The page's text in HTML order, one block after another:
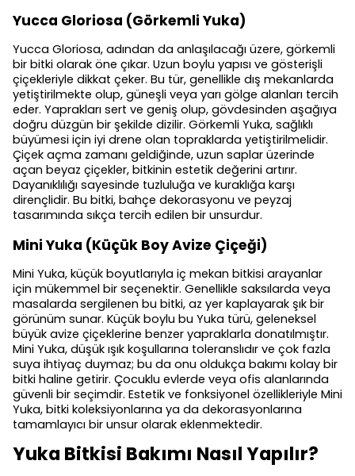
Yucca Gloriosa (Görkemli Yuka)
Yucca Gloriosa, adından da anlaşılacağı üzere, görkemli
bir bitki olarak öne çıkar. Uzun boylu yapısı ve gösterişli
çiçekleriyle dikkat çeker. Bu tür, genellikle dış mekanlarda
yetiştirilmekte olup, güneşli veya yarı gölge alanları tercih
eder. Yaprakları sert ve geniş olup, gövdesinden aşağıya
doğru düzgün bir şekilde dizilir. Görkemli Yuka, sağlıklı
büyümesi için iyi drene olan topraklarda yetiştirilmelidir.
Çiçek açma zamanı geldiğinde, uzun saplar üzerinde
açan beyaz çiçekler, bitkinin estetik değerini artırır.
Dayanıklılığı sayesinde tuzluluğa ve kuraklığa karşı
dirençlidir. Bu bitki, bahçe dekorasyonu ve peyzaj
tasarımında sıkça tercih edilen bir unsurdur.
Mini Yuka (Küçük Boy Avize Çiçeği)
Mini Yuka, küçük boyutlarıyla iç mekan bitkisi arayanlar
için mükemmel bir seçenektir. Genellikle saksılarda veya
masalarda sergilenen bu bitki, az yer kaplayarak şık bir
görünüm sunar. Küçük boylu bu Yuka türü, geleneksel
büyük avize çiçeklerine benzer yapraklarla donatılmıştır.
Mini Yuka, düşük ışık koşullarına toleranslıdır ve çok fazla
suya ihtiyaç duymaz; bu da onu oldukça bakımı kolay bir
bitki haline getirir. Çocuklu evlerde veya ofis alanlarında
güvenli bir seçimdir. Estetik ve fonksiyonel özellikleriyle Mini
Yuka, bitki koleksiyonlarına ya da dekorasyonlarına
tamamlayıcı bir unsur olarak eklenmektedir.
Yuka Bitkisi Bakımı Nasıl Yapılır?